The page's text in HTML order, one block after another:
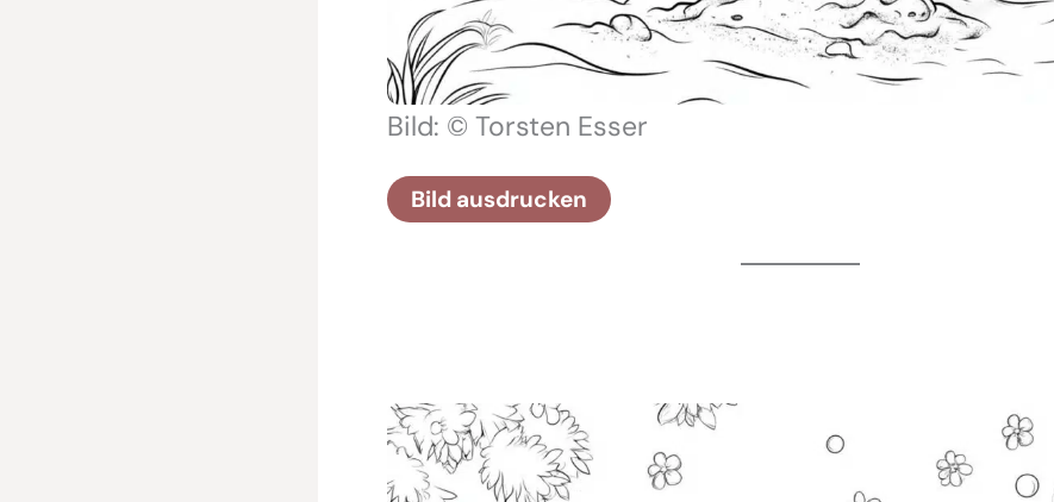
Bild: © Torsten Esser
Bild ausdrucken